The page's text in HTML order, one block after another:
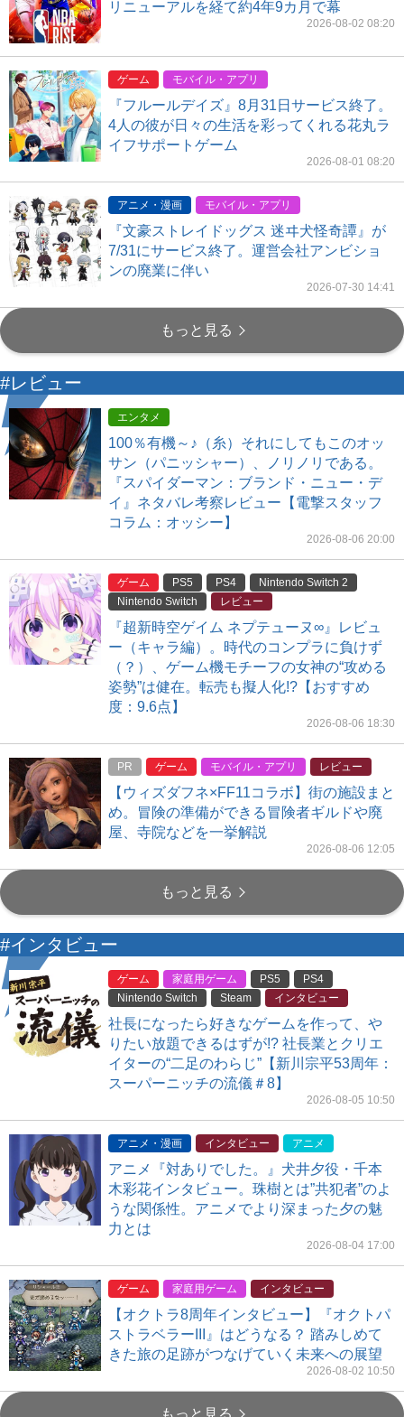
リニューアルを経て約4年9カ月で幕
2026-08-02 08:20
ゲーム モバイル・アプリ
『フルールデイズ』8月31日サービス終了。
4人の彼が日々の生活を彩ってくれる花丸ラ
イフサポートゲーム
2026-08-01 08:20
アニメ・漫画 モバイル・アプリ
『文豪ストレイドッグス 迷ヰ犬怪奇譚』が
7/31にサービス終了。運営会社アンビショ
ンの廃業に伴い
2026-07-30 14:41
もっと見る
#レビュー
エンタメ
100％有機～♪（糸）それにしてもこのオッ
サン（パニッシャー）、ノリノリである。
『スパイダーマン：ブランド・ニュー・デ
イ』ネタバレ考察レビュー【電撃スタッフ
コラム：オッシー】
2026-08-06 20:00
ゲーム PS5 PS4
Nintendo Switch 2
Nintendo Switch
レビュー
『超新時空ゲイム ネプテューヌ∞』レビュ
ー（キャラ編）。時代のコンプラに負けず
（？）、ゲーム機モチーフの女神の“攻める
姿勢”は健在。転売も擬人化!?【おすすめ
度：9.6点】
2026-08-06 18:30
PR ゲーム モバイル・アプリ レビュー
【ウィズダフネ×FF11コラボ】街の施設まと
め。冒険の準備ができる冒険者ギルドや廃
屋、寺院などを一挙解説
2026-08-06 12:05
もっと見る
#インタビュー
ゲーム 家庭用ゲーム PS5
PS4
Nintendo Switch
Steam インタビュー
社長になったら好きなゲームを作って、や
りたい放題できるはずが!? 社長業とクリエ
イターの“二足のわらじ”【新川宗平53周年：
スーパーニッチの流儀＃8】
2026-08-05 10:50
アニメ・漫画 インタビュー アニメ
アニメ『対ありでした。』犬井夕役・千本
木彩花インタビュー。珠樹とは”共犯者”のよ
うな関係性。アニメでより深まった夕の魅
力とは
2026-08-04 17:00
ゲーム 家庭用ゲーム インタビュー
【オクトラ8周年インタビュー】『オクトパ
ストラベラーIII』はどうなる？ 踏みしめて
きた旅の足跡がつなげていく未来への展望
2026-08-02 10:50